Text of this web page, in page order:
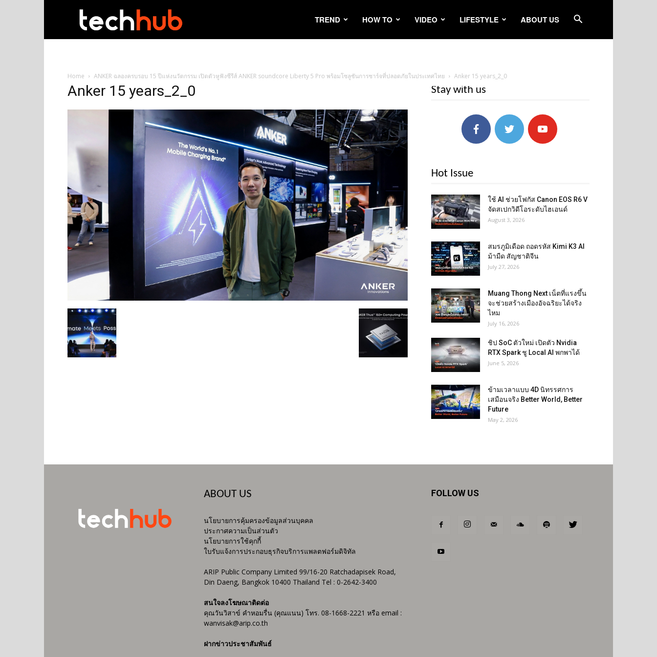
TREND HOW TO VIDEO LIFESTYLE ABOUT US
Home ANKER ฉลองครบรอบ 15 ปีแห่งนวัตกรรม เปิดตัวหูฟังซีรีส์ ANKER soundcore Liberty 5 Pro พร้อมโซลูชันการชาร์จที่ปลอดภัยในประเทศไทย Anker 15 years_2_0
Anker 15 years_2_0 Stay with us
Hot Issue
ใช้ AI ช่วยโฟกัส Canon EOS R6 V
จัดสเปกวิดีโอระดับไฮเอนด์
August 3, 2026
สมรภูมิเดือด ถอดรหัส Kimi K3 AI
ม้ามืด สัญชาติจีน
July 27, 2026
Muang Thong Next เน็ตที่แรงขึ้น
จะช่วยสร้างเมืองอัจฉริยะได้จริง
ไหม
July 16, 2026
ชิป SoC ตัวใหม่ เปิดตัว Nvidia
RTX Spark ชู Local AI พกพาได้
June 5, 2026
ข้ามเวลาแบบ 4D นิทรรศการ
เสมือนจริง Better World, Better
Future
May 2, 2026
ABOUT US
นโยบายการคุ้มครองข้อมูลส่วนบุคคล
ประกาศความเป็นส่วนตัว
นโยบายการใช้คุกกี้
ใบรับแจ้งการประกอบธุรกิจบริการแพลตฟอร์มดิจิทัล
ARIP Public Company Limited 99/16-20 Ratchadapisek Road,
Din Daeng, Bangkok 10400 Thailand Tel : 0-2642-3400
สนใจลงโฆษณาติดต่อ
คุณวันวิสาข์ คำหอมรื่น (คุณแนน) โทร. 08-1668-2221 หรือ email :
wanvisak@arip.co.th
ฝากข่าวประชาสัมพันธ์
FOLLOW US